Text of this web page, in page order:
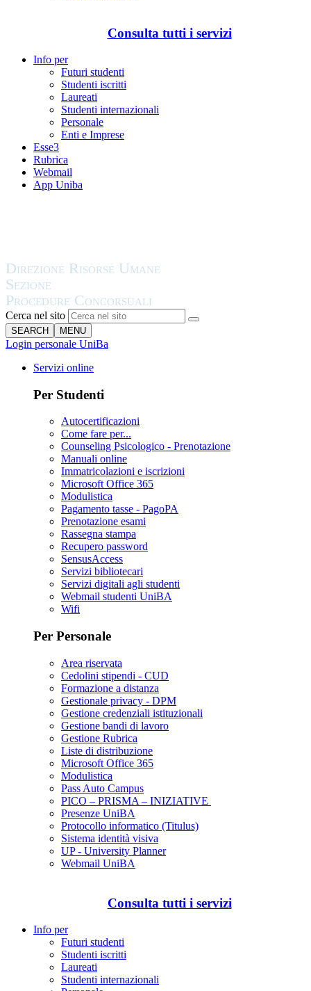
Consulta tutti i servizi
Info per
Futuri studenti
Studenti iscritti
Laureati
Studenti internazionali
Personale
Enti e Imprese
Esse3
Rubrica
Webmail
App Uniba
Cerca nel sito
SEARCH MENU
Login personale UniBa
Servizi online
Per Studenti
Autocertificazioni
Come fare per...
Counseling Psicologico - Prenotazione
Manuali online
Immatricolazioni e iscrizioni
Microsoft Office 365
Modulistica
Pagamento tasse - PagoPA
Prenotazione esami
Rassegna stampa
Recupero password
SensusAccess
Servizi bibliotecari
Servizi digitali agli studenti
Webmail studenti UniBA
Wifi
Per Personale
Area riservata
Cedolini stipendi - CUD
Formazione a distanza
Gestionale privacy - DPM
Gestione credenziali istituzionali
Gestione bandi di lavoro
Gestione Rubrica
Liste di distribuzione
Microsoft Office 365
Modulistica
Pass Auto Campus
PICO – PRISMA – INIZIATIVE
Presenze UniBA
Protocollo informatico (Titulus)
Sistema identità visiva
UP - University Planner
Webmail UniBA
Consulta tutti i servizi
Info per
Futuri studenti
Studenti iscritti
Laureati
Studenti internazionali